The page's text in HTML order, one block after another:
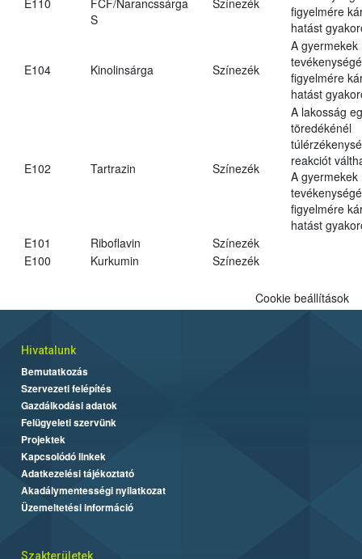
S
figyelmére
hatást
E104 Kinolinsárga Színezék
A gyermekek
figyelmére
hatást
E102 Tartrazin Színezék
A lakosság
töredékénél
reakciót
A gyermekek
figyelmére
hatást
E101
Riboflavin
Színezék
E100
Kurkumin Színezék
Cookie beállítások
Hivatalunk
Bemutatkozás
Szervezeti felépítés
Gazdálkodási adatok
Felügyeleti szervünk
Projektek
Kapcsolódó linkek
Adatkezelési tájékoztató
Akadálymentességi nyilatkozat
Üzemeltetési információ
Szakterületek